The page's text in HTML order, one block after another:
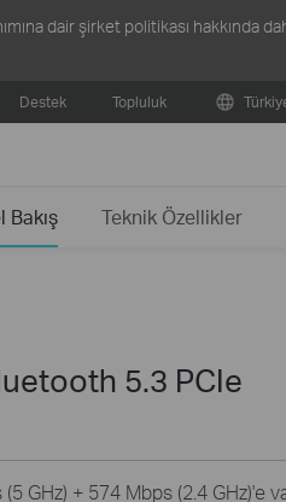
dair şirket politikası hakkında
Destek Topluluk
Bakış Teknik Özellikler
5.3 PCIe
GHz) + 574 Mbps (2.4 GHz)'e